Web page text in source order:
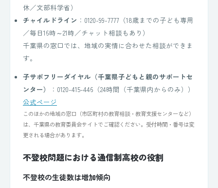
休／文部科学省）
チャイルドライン ：0120-99-7777（18歳までの子ども専用
／毎日16時～21時／チャット相談もあり）
千葉県の窓口では、地域の実情に合わせた相談ができま
す。
子サポフリーダイヤル（千葉県子どもと親のサポートセ
ンター）
：0120-415-446（24時間（千葉県内からのみ））
公式ページ
このほかの地域の窓口（市区町村の教育相談・教育支援センターなど）
は、千葉県の教育委員会サイトでご確認ください。受付時間・番号は変
更される場合があります。
不登校問題における通信制高校の役割
不登校の生徒数は増加傾向